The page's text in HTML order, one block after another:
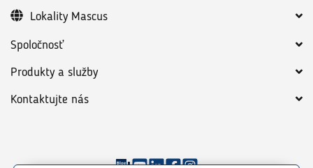
Spoločnosť
Produkty a služby
Kontaktujte nás
Lokality Mascus